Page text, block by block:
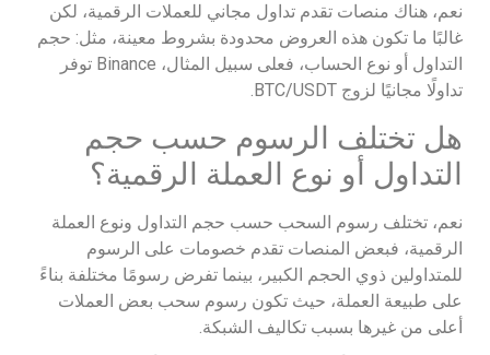
نعم، هناك منصات تقدم تداول مجاني للعملات الرقمية، لكن
غالبًا ما تكون هذه العروض محدودة بشروط معينة، مثل: حجم
التداول أو نوع الحساب، فعلى سبيل المثال، Binance توفر
تداولًا مجانيًا لزوج BTC/USDT.
هل تختلف الرسوم حسب حجم
التداول أو نوع العملة الرقمية؟
نعم، تختلف رسوم السحب حسب حجم التداول ونوع العملة
الرقمية، فبعض المنصات تقدم خصومات على الرسوم
للمتداولين ذوي الحجم الكبير، بينما تفرض رسومًا مختلفة بناءً
على طبيعة العملة، حيث تكون رسوم سحب بعض العملات
أعلى من غيرها بسبب تكاليف الشبكة.